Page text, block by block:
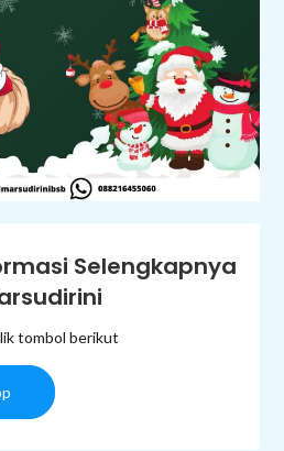
Selengkapnya
tombol berikut